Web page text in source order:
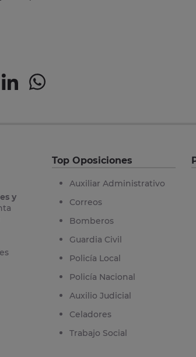
y
Top Oposiciones
Auxiliar Administrativo
Correos
Bomberos
Guardia Civil
Policía Local
Policía Nacional
Auxilio Judicial
Celadores
Trabajo Social